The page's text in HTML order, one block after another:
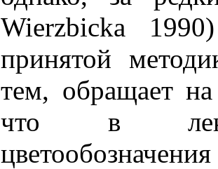
Wierzbicka
принятой
тем, обращает
что в